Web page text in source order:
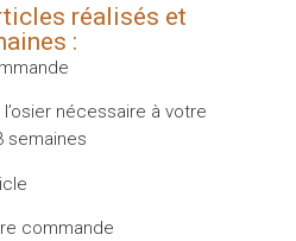
réalisés et
:
nécessaire à votre
semaines
commande